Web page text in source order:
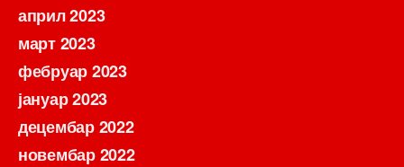
април 2023
март 2023
фебруар 2023
јануар 2023
децембар 2022
новембар 2022